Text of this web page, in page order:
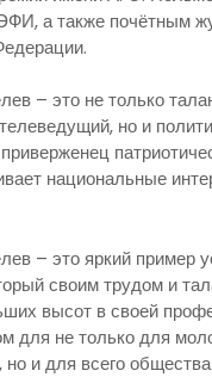
а также почётным
– это не только
но и
национальные
– это яркий пример
своим трудом и
высот в своей
для не только для
но и для всего общества.